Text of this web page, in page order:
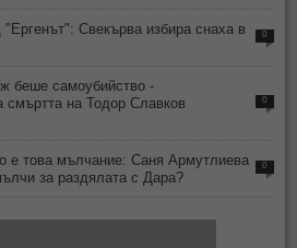
Свекърва избира снаха в
0
беше самоубийство -
смъртта на Тодор Славков
0
е това мълчание: Саня Армутлиева
за раздялата с Дара?
0